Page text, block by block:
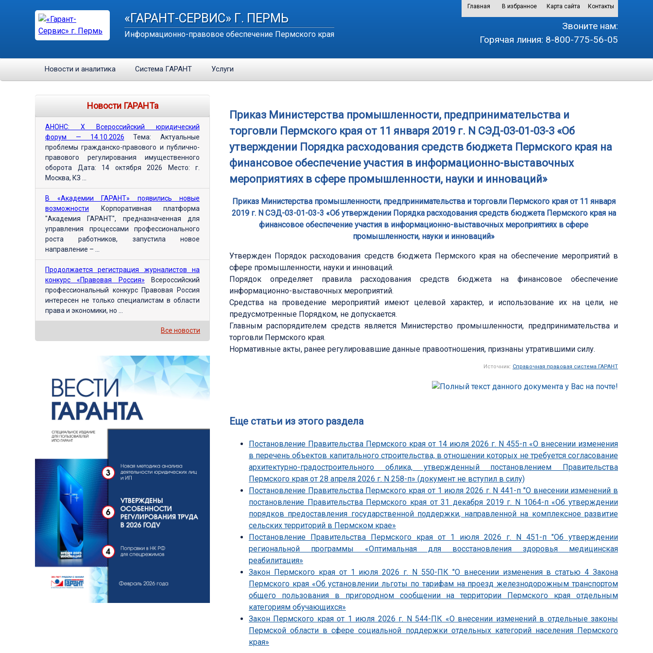
«ГАРАНТ-СЕРВИС» Г. ПЕРМЬ
Информационно-правовое обеспечение Пермского края
Главная В избранное Карта сайта Контакты
Звоните нам:
Горячая линия: 8-800-775-56-05
Новости и аналитика Система ГАРАНТ Услуги
Приказ Министерства промышленности, предпринимательства и
торговли Пермского края от 11 января 2019 г. N СЭД-03-01-03-3 «Об
утверждении Порядка расходования средств бюджета Пермского края на
финансовое обеспечение участия в информационно-выставочных
мероприятиях в сфере промышленности, науки и инноваций»
Приказ Министерства промышленности, предпринимательства и торговли Пермского края от 11 января
2019 г. N СЭД-03-01-03-3 «Об утверждении Порядка расходования средств бюджета Пермского края на
финансовое обеспечение участия в информационно-выставочных мероприятиях в сфере
промышленности, науки и инноваций»
Утвержден Порядок расходования средств бюджета Пермского края на обеспечение мероприятий в
сфере промышленности, науки и инноваций.
Порядок определяет правила расходования средств бюджета на финансовое обеспечение
информационно-выставочных мероприятий.
Средства на проведение мероприятий имеют целевой характер, и использование их на цели, не
предусмотренные Порядком, не допускается.
Главным распорядителем средств является Министерство промышленности, предпринимательства и
торговли Пермского края.
Нормативные акты, ранее регулировавшие данные правоотношения, признаны утратившими силу.
Источник: Справочная правовая система ГАРАНТ
Еще статьи из этого раздела
Постановление Правительства Пермского края от 14 июля 2026 г. N 455-п «О внесении изменения
в перечень объектов капитального строительства, в отношении которых не требуется согласование
архитектурно-градостроительного облика, утвержденный постановлением Правительства
Пермского края от 28 апреля 2026 г. N 258-п» (документ не вступил в силу)
Постановление Правительства Пермского края от 1 июля 2026 г. N 441-п "О внесении изменений в
постановление Правительства Пермского края от 31 декабря 2019 г. N 1064-п «Об утверждении
порядков предоставления государственной поддержки, направленной на комплексное развитие
сельских территорий в Пермском крае»
Постановление Правительства Пермского края от 1 июля 2026 г. N 451-п "Об утверждении
региональной программы «Оптимальная для восстановления здоровья медицинская
реабилитация»
Закон Пермского края от 1 июля 2026 г. N 550-ПК "О внесении изменения в статью 4 Закона
Пермского края «Об установлении льготы по тарифам на проезд железнодорожным транспортом
общего пользования в пригородном сообщении на территории Пермского края отдельным
категориям обучающихся»
Закон Пермского края от 1 июля 2026 г. N 544-ПК «О внесении изменений в отдельные законы
Пермской области в сфере социальной поддержки отдельных категорий населения Пермского
края»
Новости ГАРАНТа
АНОНС: Х Всероссийский юридический
форум — 14.10.2026 Тема: Актуальные
проблемы гражданско-правового и публично-
правового регулирования имущественного
оборота Дата: 14 октября 2026 Место: г.
Москва, КЗ ...
В «Академии ГАРАНТ» появились новые
возможности Корпоративная платформа
"Академия ГАРАНТ", предназначенная для
управления процессами профессионального
роста работников, запустила новое
направление – ...
Продолжается регистрация журналистов на
конкурс «Правовая Россия» Всероссийский
профессиональный конкурс Правовая Россия
интересен не только специалистам в области
права и экономики, но ...
Все новости